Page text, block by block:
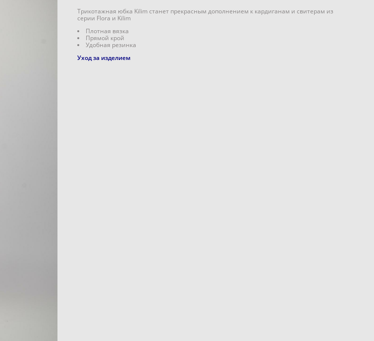
Трикотажная юбка Kilim станет прекрасным дополнением к кардиганам и свитерам из
серии Flora и Kilim
Плотная вязка
Прямой крой
Удобная резинка
Уход за изделием